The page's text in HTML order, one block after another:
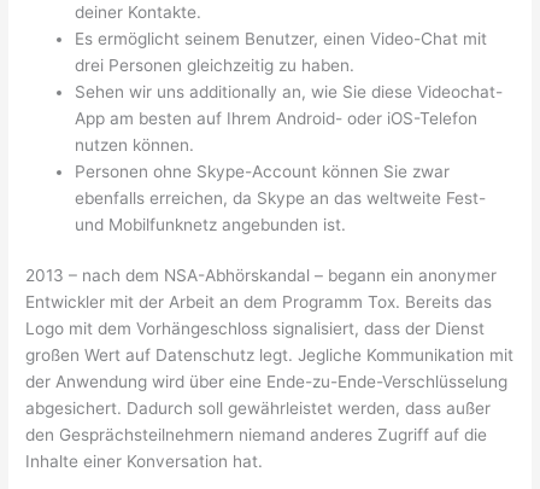
deiner Kontakte.
Es ermöglicht seinem Benutzer, einen Video-Chat mit
drei Personen gleichzeitig zu haben.
Sehen wir uns additionally an, wie Sie diese Videochat-
App am besten auf Ihrem Android- oder iOS-Telefon
nutzen können.
Personen ohne Skype-Account können Sie zwar
ebenfalls erreichen, da Skype an das weltweite Fest-
und Mobilfunknetz angebunden ist.
2013 – nach dem NSA-Abhörskandal – begann ein anonymer
Entwickler mit der Arbeit an dem Programm Tox. Bereits das
Logo mit dem Vorhängeschloss signalisiert, dass der Dienst
großen Wert auf Datenschutz legt. Jegliche Kommunikation mit
der Anwendung wird über eine Ende-zu-Ende-Verschlüsselung
abgesichert. Dadurch soll gewährleistet werden, dass außer
den Gesprächsteilnehmern niemand anderes Zugriff auf die
Inhalte einer Konversation hat.